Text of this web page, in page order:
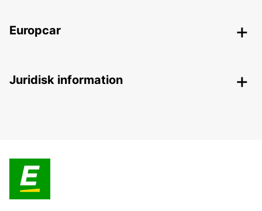
Europcar
Juridisk information